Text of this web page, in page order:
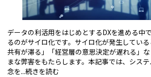
データの利活用をはじめとするDXを進める中
るのがサイロ化です。サイロ化が発生してい
共有が滞る」「経営層の意思決定が遅れる」
まな弊害をもたらします。本記事では、シス
念を...続きを読む